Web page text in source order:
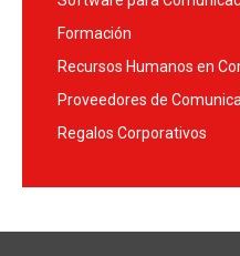
Formación
Recursos Humanos en
Proveedores de
Regalos Corporativos